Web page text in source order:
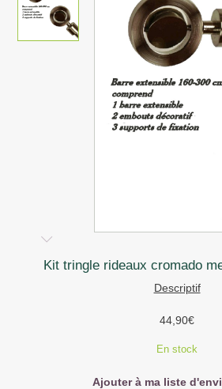
kit tringle rideaux cromado
Descriptif
44,90€
En stock
Ajouter à ma liste